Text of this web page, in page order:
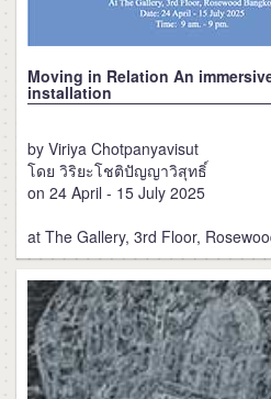
Moving in Relation An
installation
by Viriya Chotpanyavisut
โดย วิริยะโชติปัญญาวิสุทธิ์
on 24 April - 15 July 2025
at The Gallery, 3rd Floor,